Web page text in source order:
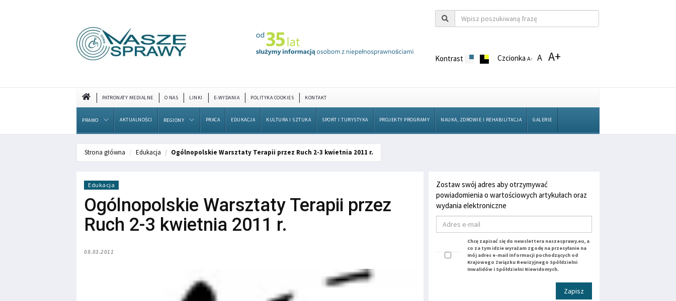
Kontrast CzcionkaA- A A+
PATRONATY MEDIALNE O NAS LINKI E-WYDANIA POLITYKA COOKIES KONTAKT
PRAWO AKTUALNOŚCI REGIONY PRACA EDUKACJA KULTURA I SZTUKA SPORT I TURYSTYKA PROJEKTY PROGRAMY NAUKA, ZDROWIE I REHABILITACJA GALERIE
Strona główna Edukacja Ogólnopolskie Warsztaty Terapii przez Ruch 2-3 kwietnia 2011 r.
Edukacja
Ogólnopolskie Warsztaty Terapii przez
Ruch 2-3 kwietnia 2011 r.
08.03.2011
Zostaw swój adres aby otrzymywać
powiadomienia o wartościowych artykułach oraz
wydania elektroniczne
Chcę zapisać się do newslettera naszesprawy.eu, a
co za tym idzie wyrażam zgodę na przesyłanie na
mój adres e-mail informacji pochodzących od
Krajowego Związku Rewizyjnego Spółdzielni
Inwalidów i Spółdzielni Niewidomych.
Zapisz